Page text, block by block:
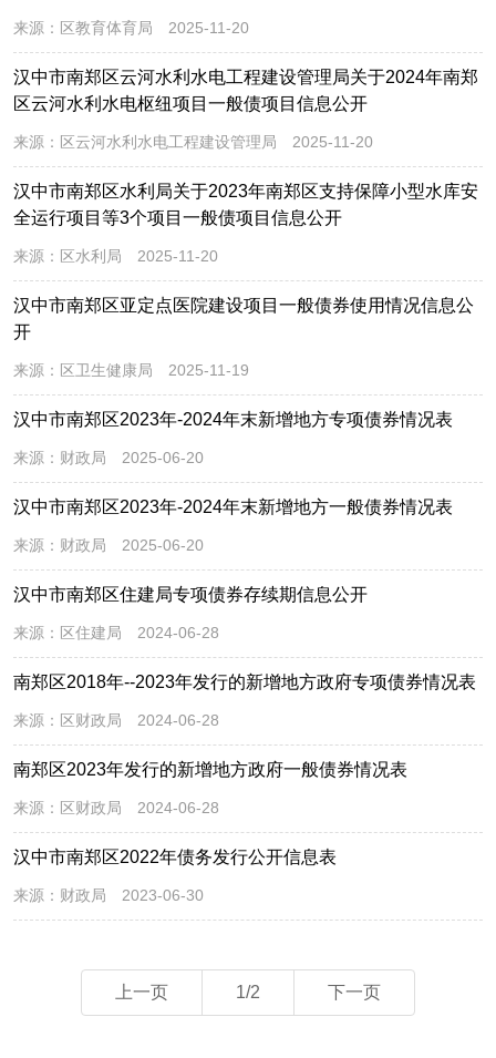
来源： 区教育体育局 2025-11-20
汉中市南郑区云河水利水电工程建设管理局关于2024年南郑
区云河水利水电枢纽项目一般债项目信息公开
来源： 区云河水利水电工程建设管理局 2025-11-20
汉中市南郑区水利局关于2023年南郑区支持保障小型水库安
全运行项目等3个项目一般债项目信息公开
来源： 区水利局 2025-11-20
汉中市南郑区亚定点医院建设项目一般债券使用情况信息公
开
来源： 区卫生健康局 2025-11-19
汉中市南郑区2023年-2024年末新增地方专项债券情况表
来源： 财政局 2025-06-20
汉中市南郑区2023年-2024年末新增地方一般债券情况表
来源： 财政局 2025-06-20
汉中市南郑区住建局专项债券存续期信息公开
来源： 区住建局 2024-06-28
南郑区2018年--2023年发行的新增地方政府专项债券情况表
来源： 区财政局 2024-06-28
南郑区2023年发行的新增地方政府一般债券情况表
来源： 区财政局 2024-06-28
汉中市南郑区2022年债务发行公开信息表
来源： 财政局 2023-06-30
上一页 1/2 下一页